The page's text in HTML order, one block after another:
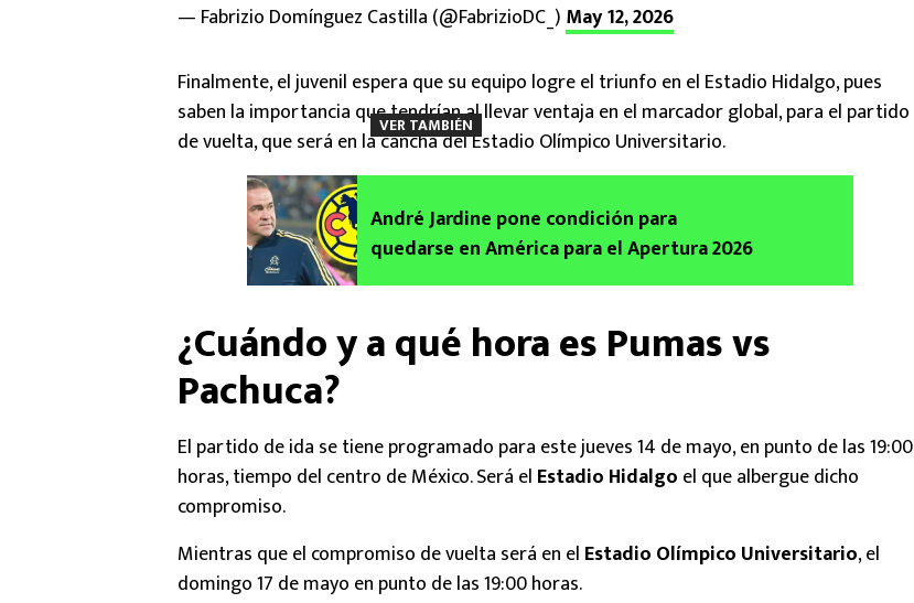
— Fabrizio Domínguez Castilla (@FabrizioDC_) May 12, 2026
Finalmente, el juvenil espera que su equipo logre el triunfo en el Estadio Hidalgo, pues
saben la importancia que tendrían al llevar ventaja en el marcador global, para el partido
de vuelta, que será en la cancha del Estadio Olímpico Universitario.
VER TAMBIÉN
André Jardine pone condición para
quedarse en América para el Apertura 2026
¿Cuándo y a qué hora es Pumas vs
Pachuca?
El partido de ida se tiene programado para este jueves 14 de mayo, en punto de las 19:00
horas, tiempo del centro de México. Será el Estadio Hidalgo el que albergue dicho
compromiso.
Mientras que el compromiso de vuelta será en el Estadio Olímpico Universitario, el
domingo 17 de mayo en punto de las 19:00 horas.